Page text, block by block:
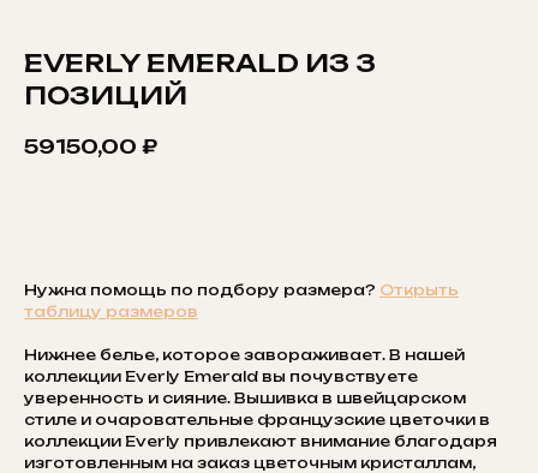
EVERLY EMERALD ИЗ 3
ПОЗИЦИЙ
59150,00 ₽
Нужна помощь по подбору размера? Открыть
таблицу размеров
Нижнее белье, которое завораживает. В нашей
коллекции Everly Emerald вы почувствуете
уверенность и сияние. Вышивка в швейцарском
стиле и очаровательные французские цветочки в
коллекции Everly привлекают внимание благодаря
изготовленным на заказ цветочным кристаллам,